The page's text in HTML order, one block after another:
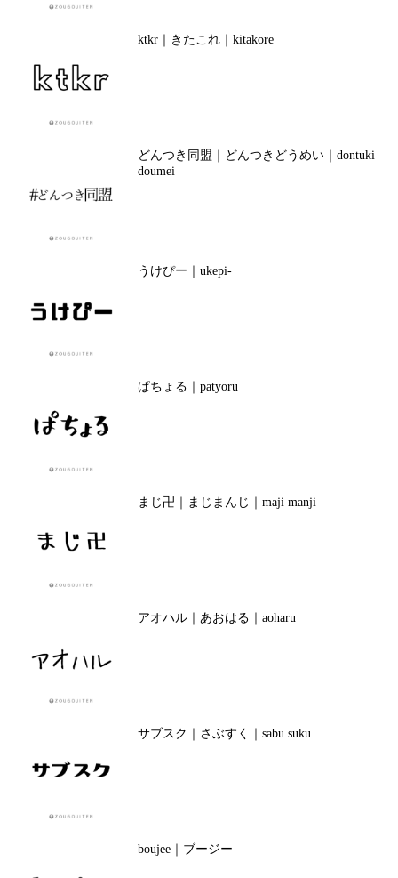
ktkr｜きたこれ｜kitakore
どんつき同盟｜どんつきどうめい｜dontuki
doumei
うけぴー｜ukepi-
ぱちょる｜patyoru
まじ卍｜まじまんじ｜maji manji
アオハル｜あおはる｜aoharu
サブスク｜さぶすく｜sabu suku
boujee｜ブージー